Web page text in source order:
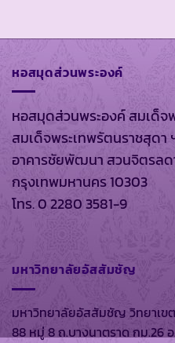
หอสมุดส่วนพระองค์
หอสมุดส่วนพระองค์ สมเด็จ
สมเด็จพระเทพรัตนราชสุดา
อาคารชัยพัฒนา สวนจิตรลด
กรุงเทพมหานคร 10303
โทร. 0 2280 3581-9
มหาวิทยาลัยอัสสัมชัญ
มหาวิทยาลัยอัสสัมชัญ วิทยาเข
88 หมู่ 8 ถ.บางนาตราด กม.26